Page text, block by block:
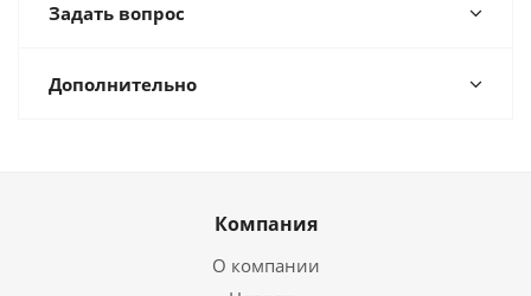
Задать вопрос
Дополнительно
Компания
О компании